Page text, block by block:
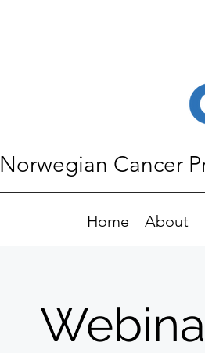
Norwegian Cancer
Home About